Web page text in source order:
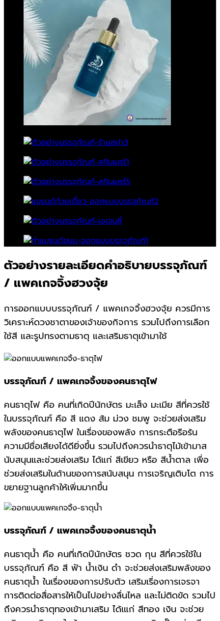
ตัวอย่างรายละเอียดคำอธิบายบรรจุภัณฑ์
/ แพคเกจจิ้งฮวงจุ้ย
การออกแบบบรรจุภัณฑ์ / แพคเกจจิ้งฮวงจุ้ย ควรมีการ
วิเคราะห์ดวงชาตาของเจ้าของกิจการ รวมไปถึงการเลือก
ใช้สี และรูปทรงตามธาตุ และเสริมธาตุเข้ามาใช้
บรรจุภัณฑ์ / แพคเกจจิ้งของคนธาตุไฟ
คนธาตุไฟ คือ คนที่เกิดปีนักษัตร มะเส็ง มะเมีย สีที่ควรใช้
ในบรรจุภัณฑ์ คือ สี แดง ส้ม ม่วง ชมพู จะช่วยส่งเสริม
พลังของคนธาตุไฟ ในเรื่องของพลัง การกระตือรือร้น
ความมีชื่อเสียงได้ดียิ่งขึ้น รวมไปถึงควรนำธาตุไม้เข้ามาส
นับสนุนและช่วยส่งเสริม ได้แก่ สีเขียว หรือ สีน้ำตาล เพื่อ
ช่วยส่งเสริมในด้านของการสนับสนุน การเจริญเติบโต การ
ขยายฐานลูกค้าให้เพิ่มมากขึ้น
บรรจุภัณฑ์ / แพคเกจจิ้งของคนธาตุน้ำ
คนธาตุน้ำ คือ คนที่เกิดปีนักษัตร ชวด กุน สีที่ควรใช้ใน
บรรจุภัณฑ์ คือ สี ฟ้า น้ำเงิน ดำ จะช่วยส่งเสริมพลังของ
คนธาตุน้ำ ในเรื่องของการปรับตัว เสริมเรื่องการเจรจา
การติดต่อสื่อสารให้เป็นไปอย่างลื่นไหล และไม่ติดขัด รวมไป
ถึงควรนำธาตุทองเข้ามาเสริม ได้เแก่ สีทอง เงิน จะช่วย